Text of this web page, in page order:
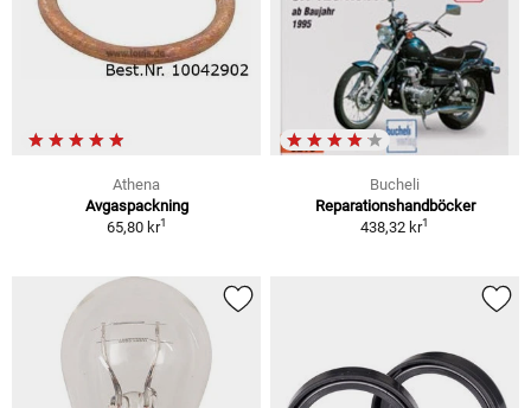
Athena
Avgaspackning
65,80 kr1
Bucheli
Reparationshandböcker
438,32 kr1